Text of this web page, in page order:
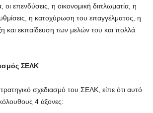
επενδύσεις, η οικονομική διπλωματία, η
η κατοχύρωση του επαγγέλματος, η
και εκπαίδευση των μελών του και πολλά
ΣΕΛΚ
σχεδιασμό του ΣΕΛΚ, είπε ότι αυτό
4 άξονες: